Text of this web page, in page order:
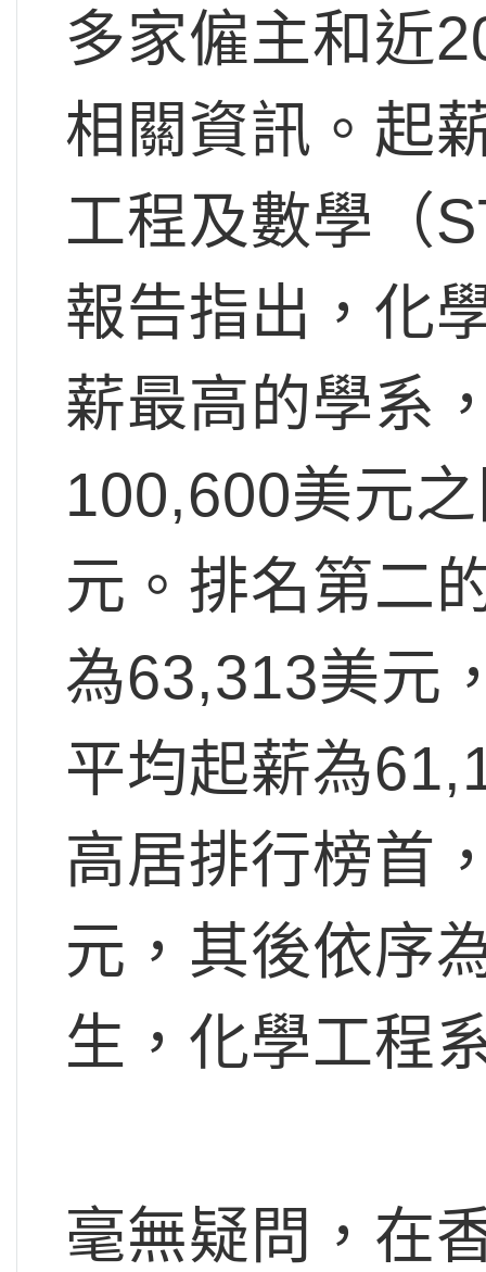
多家僱主和近
相關資訊。起
工程及數學（
報告指出，化
薪最高的學系
100,600美元
元。排名第二
為63,313美元
平均起薪為
高居排行榜首
元，其後依序
生，化學工程
毫無疑問，在